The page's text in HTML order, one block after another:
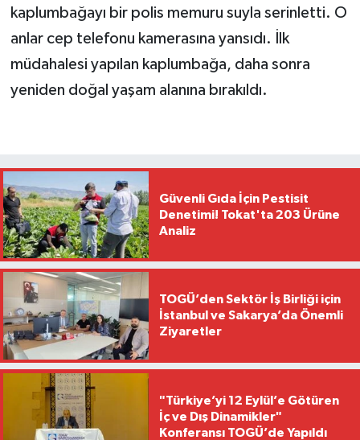
kaplumbağayı bir polis memuru suyla serinletti. O
anlar cep telefonu kamerasına yansıdı. İlk
müdahalesi yapılan kaplumbağa, daha sonra
yeniden doğal yaşam alanına bırakıldı.
Güvenli Gıda İçin Pestisit
Denetimi! Tokat'ta 203 Ürüne
Analiz
TOGÜ’den Sektör İş Birliği için
İstanbul ve Sakarya’da Önemli
Ziyaretler
"Türkiye’yi 12 Eylül’e Götüren
İç ve Dış Dinamikler"
Konferansı TOGÜ’de Yapıldı